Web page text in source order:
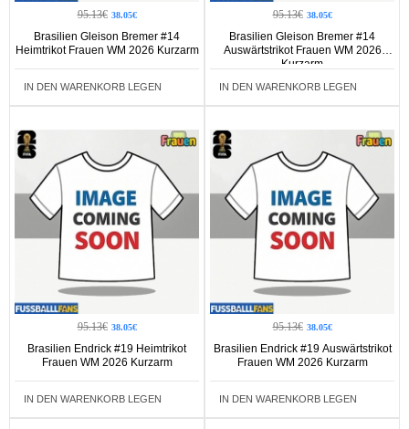
95.13€ 38.05€
Brasilien Gleison Bremer #14
Heimtrikot Frauen WM 2026 Kurzarm
IN DEN WARENKORB LEGEN
95.13€ 38.05€
Brasilien Gleison Bremer #14
Auswärtstrikot Frauen WM 2026
Kurzarm
IN DEN WARENKORB LEGEN
95.13€ 38.05€
Brasilien Endrick #19 Heimtrikot
Frauen WM 2026 Kurzarm
IN DEN WARENKORB LEGEN
95.13€ 38.05€
Brasilien Endrick #19 Auswärtstrikot
Frauen WM 2026 Kurzarm
IN DEN WARENKORB LEGEN